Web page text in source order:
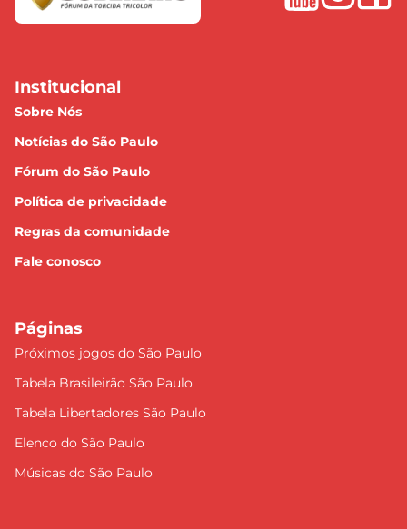
Institucional
Sobre Nós
Notícias do São Paulo
Fórum do São Paulo
Política de privacidade
Regras da comunidade
Fale conosco
Páginas
Próximos jogos do São Paulo
Tabela Brasileirão São Paulo
Tabela Libertadores São Paulo
Elenco do São Paulo
Músicas do São Paulo